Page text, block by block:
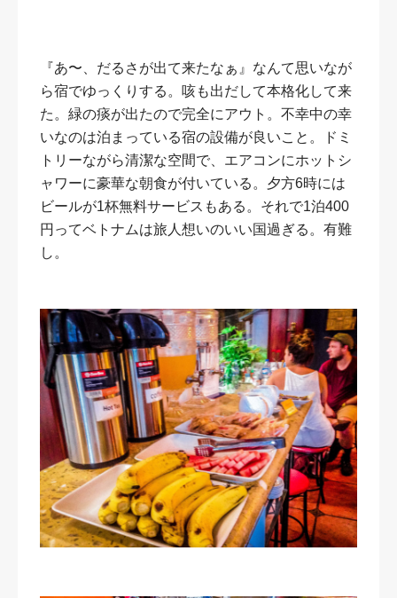
『あ〜、だるさが出て来たなぁ』なんて思いなが
ら宿でゆっくりする。咳も出だして本格化して来
た。緑の痰が出たので完全にアウト。不幸中の幸
いなのは泊まっている宿の設備が良いこと。ドミ
トリーながら清潔な空間で、エアコンにホットシ
ャワーに豪華な朝食が付いている。夕方6時には
ビールが1杯無料サービスもある。それで1泊400
円ってベトナムは旅人想いのいい国過ぎる。有難
し。